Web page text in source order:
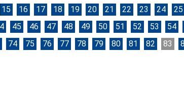
15 16 17 18 19 20 21 22 23 24 25
45 46 47 48 49 50 51 52 53 54
74 75 76 77 78 79 80 81 82 83